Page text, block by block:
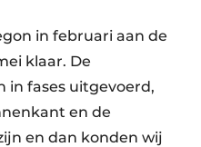
in februari aan de
klaar. De
in fases uitgevoerd,
en de
en dan konden wij